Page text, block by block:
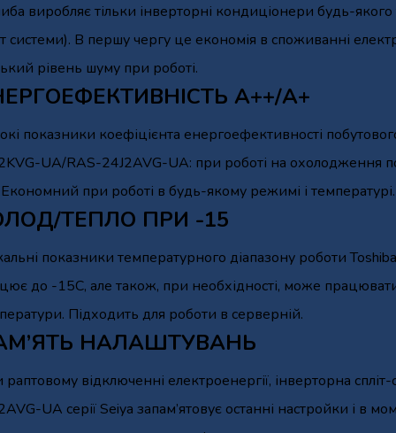
виробляє тільки інверторні кондиціонери будь-якого
системи). В першу чергу це економія в споживанні
рівень шуму при роботі.
А++/А+
показники коефіцієнта енергоефективності
UA/RAS-24J2AVG-UA: при роботі на охолодження
при роботі в будь-якому режимі і температурі.
ТЕПЛО ПРИ -15
показники температурного діапазону роботи
до -15С, але також, при необхідності, може
Підходить для роботи в серверній.
НАЛАШТУВАНЬ
відключенні електроенергії, інверторна
UA серії Seiya запам’ятовує останні настройки і в